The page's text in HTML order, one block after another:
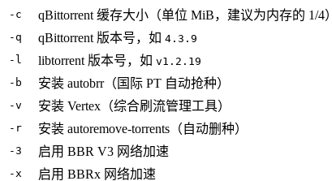
-c qBittorrent 缓存大小（单位 MiB，建议为内存的 1/4）
-q qBittorrent 版本号，如 4.3.9
-l
libtorrent 版本号，如 v1.2.19
-b
安装 autobrr（国际 PT 自动抢种）
-v 安装 Vertex（综合刷流管理工具）
-r 安装 autoremove-torrents（自动删种）
-3 启用 BBR V3 网络加速
-x 启用 BBRx 网络加速